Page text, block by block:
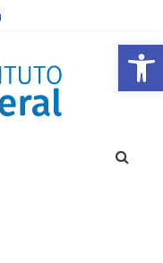
Barra de Ferramentas Aberta